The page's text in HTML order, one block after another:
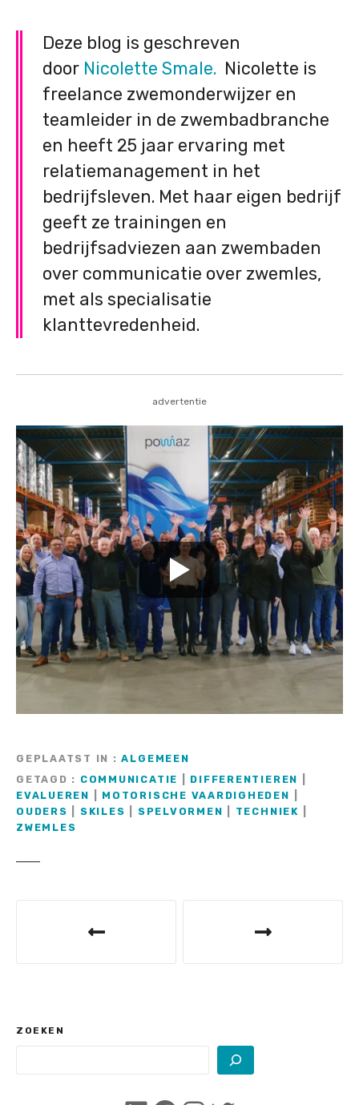
Deze blog is geschreven
door Nicolette Smale. Nicolette is
freelance zwemonderwijzer en
teamleider in de zwembadbranche
en heeft 25 jaar ervaring met
relatiemanagement in het
bedrijfsleven. Met haar eigen bedrijf
geeft ze trainingen en
bedrijfsadviezen aan zwembaden
over communicatie over zwemles,
met als specialisatie
klanttevredenheid.
advertentie
GEPLAATST IN
ALGEMEEN
GETAGD
COMMUNICATIE DIFFERENTIEREN
EVALUEREN
MOTORISCHE VAARDIGHEDEN
OUDERS
SKILES SPELVORMEN TECHNIEK
ZWEMLES
c
ZOEKEN